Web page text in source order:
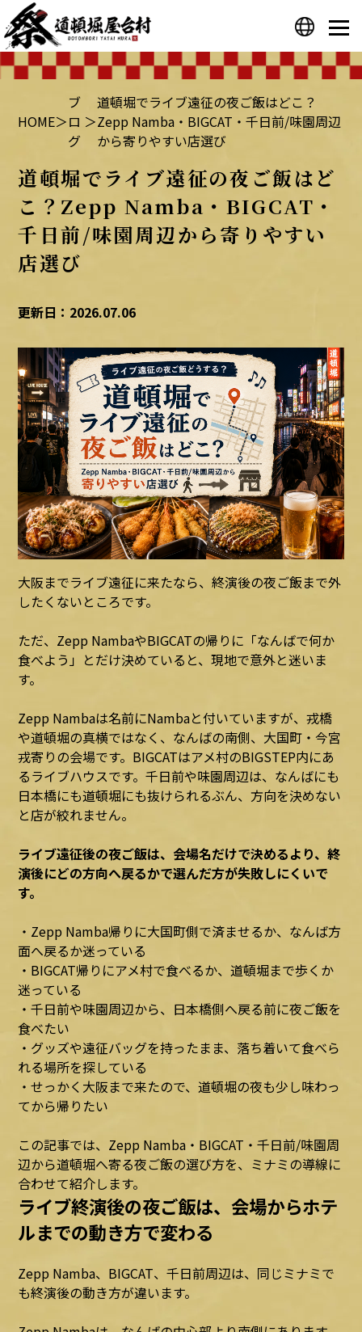
HOME＞
ブ
ロ
グ
＞
道頓堀でライブ遠征の夜ご飯はどこ？
Zepp Namba・BIGCAT・千日前/味園周辺
から寄りやすい店選び
道頓堀でライブ遠征の夜ご飯はど
こ？Zepp Namba・BIGCAT・
千日前/味園周辺から寄りやすい
店選び
更新日：2026.07.06
大阪までライブ遠征に来たなら、終演後の夜ご飯まで外
したくないところです。
ただ、Zepp NambaやBIGCATの帰りに「なんばで何か
食べよう」とだけ決めていると、現地で意外と迷いま
す。
Zepp Nambaは名前にNambaと付いていますが、戎橋
や道頓堀の真横ではなく、なんばの南側、大国町・今宮
戎寄りの会場です。BIGCATはアメ村のBIGSTEP内にあ
るライブハウスです。千日前や味園周辺は、なんばにも
日本橋にも道頓堀にも抜けられるぶん、方向を決めない
と店が絞れません。
ライブ遠征後の夜ご飯は、会場名だけで決めるより、終
演後にどの方向へ戻るかで選んだ方が失敗しにくいで
す。
・Zepp Namba帰りに大国町側で済ませるか、なんば方
面へ戻るか迷っている
・BIGCAT帰りにアメ村で食べるか、道頓堀まで歩くか
迷っている
・千日前や味園周辺から、日本橋側へ戻る前に夜ご飯を
食べたい
・グッズや遠征バッグを持ったまま、落ち着いて食べら
れる場所を探している
・せっかく大阪まで来たので、道頓堀の夜も少し味わっ
てから帰りたい
この記事では、Zepp Namba・BIGCAT・千日前/味園周
辺から道頓堀へ寄る夜ご飯の選び方を、ミナミの導線に
合わせて紹介します。
ライブ終演後の夜ご飯は、会場からホテ
ルまでの動き方で変わる
Zepp Namba、BIGCAT、千日前周辺は、同じミナミで
も終演後の動き方が違います。